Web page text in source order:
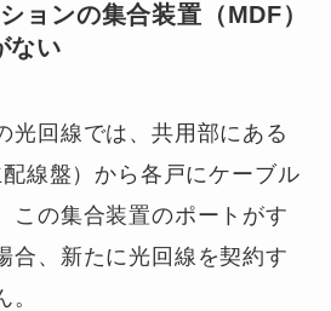
ョンの集合装置（MDF）
ない
光回線では、共用部にある
線盤）から各戸にケーブル
この集合装置のポートがす
合、新たに光回線を契約す